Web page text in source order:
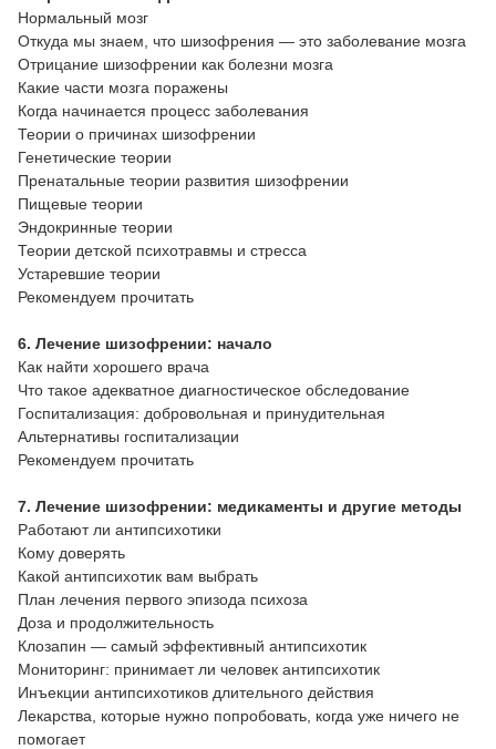
Нормальный мозг
Откуда мы знаем, что шизофрения — это заболевание мозга
Отрицание шизофрении как болезни мозга
Какие части мозга поражены
Когда начинается процесс заболевания
Теории о причинах шизофрении
Генетические теории
Пренатальные теории развития шизофрении
Пищевые теории
Эндокринные теории
Теории детской психотравмы и стресса
Устаревшие теории
Рекомендуем прочитать
6. Лечение шизофрении: начало
Как найти хорошего врача
Что такое адекватное диагностическое обследование
Госпитализация: добровольная и принудительная
Альтернативы госпитализации
Рекомендуем прочитать
7. Лечение шизофрении: медикаменты и другие методы
Работают ли антипсихотики
Кому доверять
Какой антипсихотик вам выбрать
План лечения первого эпизода психоза
Доза и продолжительность
Клозапин — самый эффективный антипсихотик
Мониторинг: принимает ли человек антипсихотик
Инъекции антипсихотиков длительного действия
Лекарства, которые нужно попробовать, когда уже ничего не
помогает